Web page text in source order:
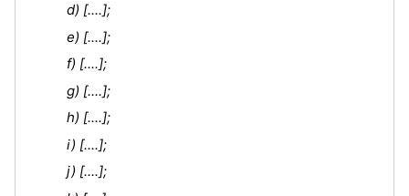
d) [....];
e) [....];
f) [....];
g) [....];
h) [....];
i) [....];
j) [....];